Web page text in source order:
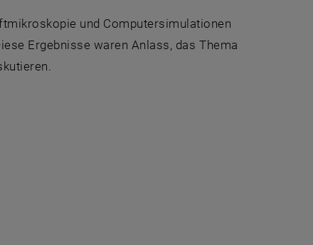
und Computersimulationen
Ergebnisse waren Anlass, das Thema